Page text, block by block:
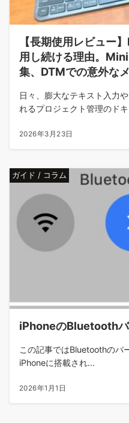
【長期使用レビュー
用し続ける理由。
集、DTMでの意外な
日々、膨大なテキスト入力
れるプロジェクト管理のド
2026年3月23日
ガイド / コラム
iPhoneのBluetooth
この記事ではBluetoothのバ
iPhoneに搭載され...
2026年1月1日